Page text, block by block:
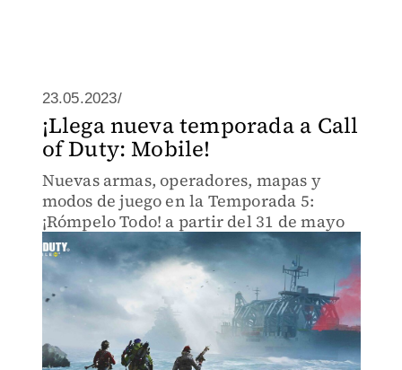
23.05.2023/
¡Llega nueva temporada a Call
of Duty: Mobile!
Nuevas armas, operadores, mapas y
modos de juego en la Temporada 5:
¡Rómpelo Todo! a partir del 31 de mayo